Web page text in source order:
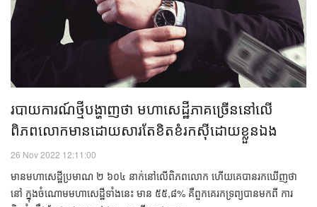
របាយការណ៍​ថ្មី​បង្ហាញ​ថា មហាសេដ្ឋី​ភាគច្រើន​នៅ​លើ​
ពិភពលោក​​មាន​ដោយសារតែ​ខិតខំ​រកស៊ី​ដោយ​ខ្លួនឯង
26 Nov 2022 12:11:00
មាន​មហាសេដ្ឋី​ប្រមាណ ២ ៦០៤ នាក់​នៅ​លើ​ពិភពលោក ហើយ​គេ​​បាន​រក​ឃើញ​ថា
នៅ ក្នុង​ចំណោម​មហាសេដ្ឋី​ទាំង​នេះ មាន ៥៥,៨% គឺ​​​ពួកគេ​រក​ទ្រព្យ​​បាន​មក​ពី ការ​